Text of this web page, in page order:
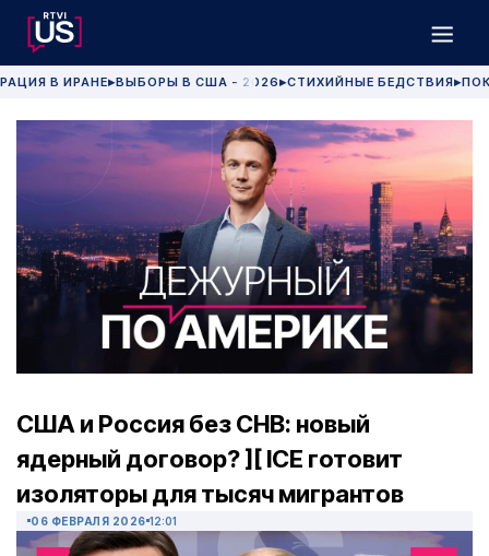
В ИРАНЕ▶ВЫБОРЫ В США - 2026 ▶СТИХИЙНЫЕ БЕДСТВИЯ▶
США и Россия без СНВ: новый
ядерный договор? ][ ICE готовит
изоляторы для тысяч мигрантов
06 ФЕВРАЛЯ 2026 12:01